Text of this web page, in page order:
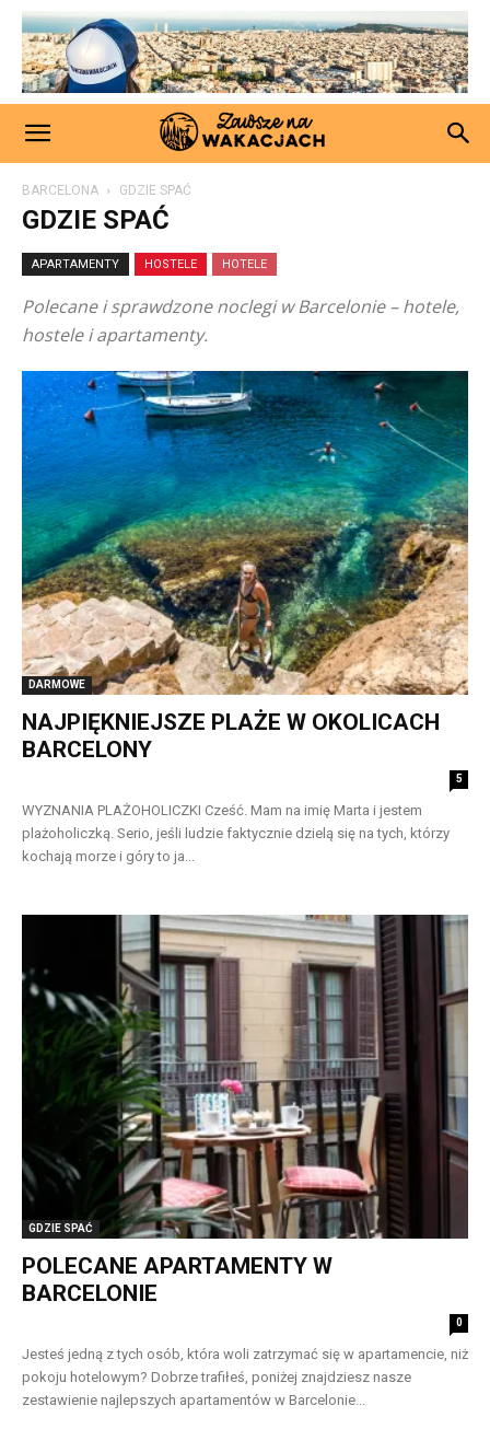
BARCELONA GDZIE SPAĆ
GDZIE SPAĆ
APARTAMENTY HOSTELE HOTELE
Polecane i sprawdzone noclegi w Barcelonie – hotele,
hostele i apartamenty.
DARMOWE
NAJPIĘKNIEJSZE PLAŻE W OKOLICACH
BARCELONY
5
WYZNANIA PLAŻOHOLICZKI Cześć. Mam na imię Marta i jestem
plażoholiczką. Serio, jeśli ludzie faktycznie dzielą się na tych, którzy
kochają morze i góry to ja...
GDZIE SPAĆ
POLECANE APARTAMENTY W
BARCELONIE
0
Jesteś jedną z tych osób, która woli zatrzymać się w apartamencie, niż
pokoju hotelowym? Dobrze trafiłeś, poniżej znajdziesz nasze
zestawienie najlepszych apartamentów w Barcelonie...